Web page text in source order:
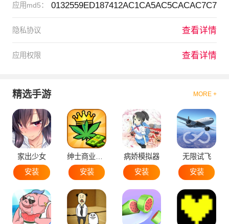
应用md5： 0132559ED187412AC1CA5AC5CACAC7C7
隐私协议 查看详情
应用权限 查看详情
精选手游 MORE +
家出少女
安装
安装
病娇模拟器
安装
无限试飞
安装